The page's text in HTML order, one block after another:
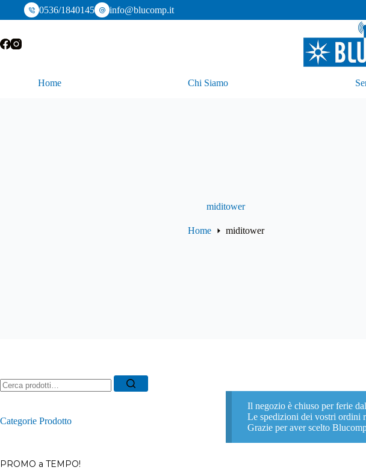
0536/1840145 info@blucomp.it
Home Chi Siamo
miditower
Home miditower
Il negozio è chiuso per ferie
Le spedizioni dei vostri ordini
Grazie per aver scelto
Ricerca
per:
Categorie Prodotto
PROMO a TEMPO!